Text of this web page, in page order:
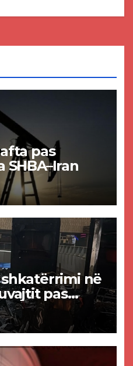
pas
në
pas
i vdekur